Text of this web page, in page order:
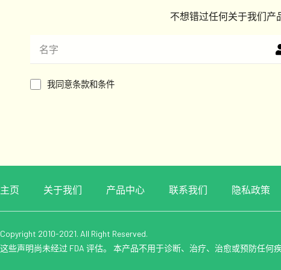
不想错过任何关于我们产
我同意条款和条件
主页 关于我们 产品中心 联系我们 隐私政策
Copyright 2010-2021. All Right Reserved.
这些声明尚未经过 FDA 评估。 本产品不用于诊断、治疗、治愈或预防任何疾